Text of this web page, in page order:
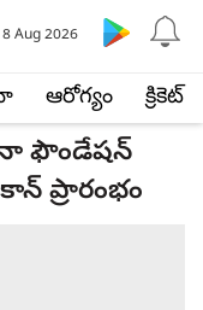
ఆరోగ్యం క్రికెట్
8 Aug 2026
ఫౌండేషన్
ప్రారంభం